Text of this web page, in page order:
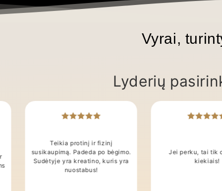
Lyderių
Teikia protinį ir fizinį
susikaupimą. Padeda po bėgimo.
Sudėtyje yra kreatino, kuris yra
nuostabus!
Jei perku, tai tik
kiekiais!